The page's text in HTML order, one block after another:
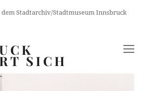
Stadtarchiv/Stadtmuseum Innsbruck
SICH